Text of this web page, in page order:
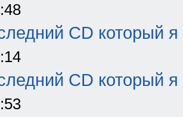
CD который я
CD который я